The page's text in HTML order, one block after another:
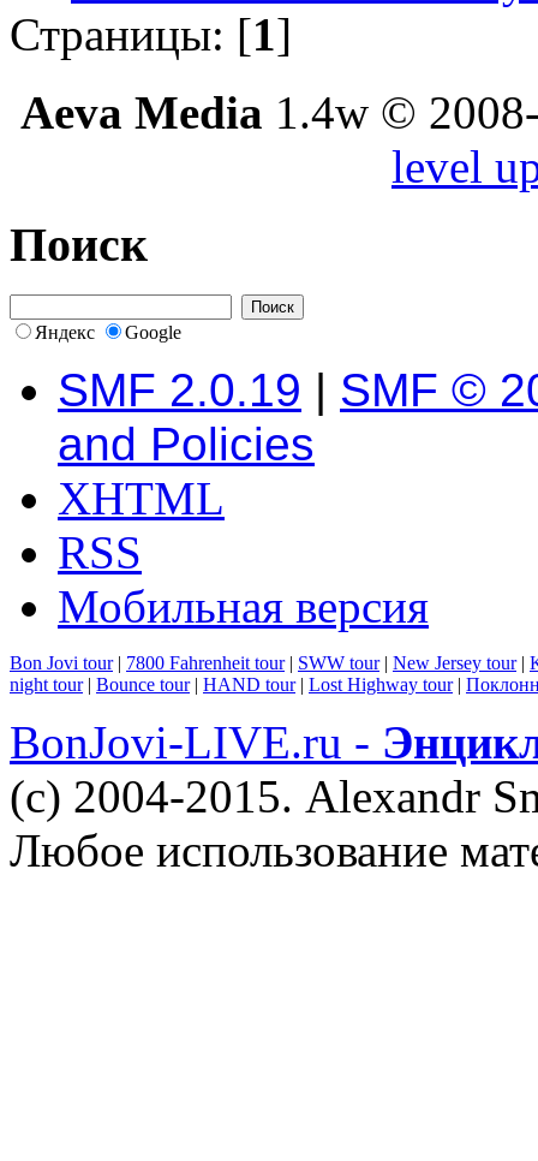
Страницы: [1]
Aeva Media 1.4w ©
level
Поиск
Яндекс Google
SMF 2.0.19 | SMF ©
and Policies
XHTML
RSS
Мобильная версия
Bon Jovi tour| 7800 Fahrenheit tour| SWW tour| New Jersey tour|
night tour| Bounce tour| HAND tour| Lost Highway tour|
BonJovi-LIVE.ru -
(c) 2004-2015. Alexandr
Любое использование